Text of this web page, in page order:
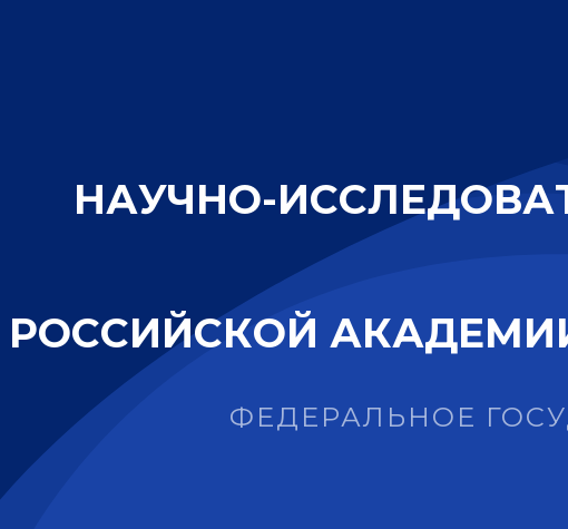
НАУЧНО-ИССЛЕДОВА
РОССИЙСКОЙ АКАДЕМИ
ФЕДЕРАЛЬНОЕ